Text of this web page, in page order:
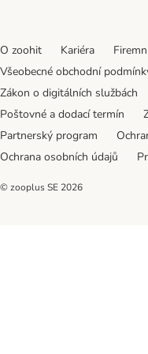
O zoohit Kariéra
Všeobecné obchodní
Zákon o digitálních službách
Poštovné a dodací termín
Partnerský program
Ochrana osobních údajů
© zooplus SE 2026